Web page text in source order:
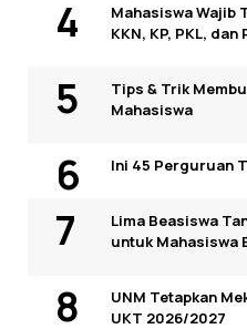
Mahasiswa Wajib
KKN, KP, PKL, dan
Tips & Trik
Mahasiswa
Ini 45 Perguruan
Lima Beasiswa
untuk Mahasiswa
UNM Tetapkan
UKT 2026/2027